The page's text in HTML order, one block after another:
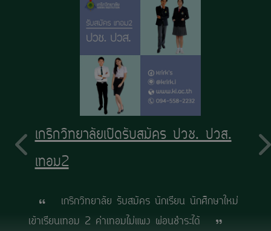
เกริกวิทยาลัยเปิดรับสมัคร ปวช. ปวส.
เทอม2
เกริกวิทยาลัย รับสมัคร นักเรียน นักศึกษาใหม่
เข้าเรียนเทอม 2 ค่าเทอมไม่แพง ผ่อนชำระได้